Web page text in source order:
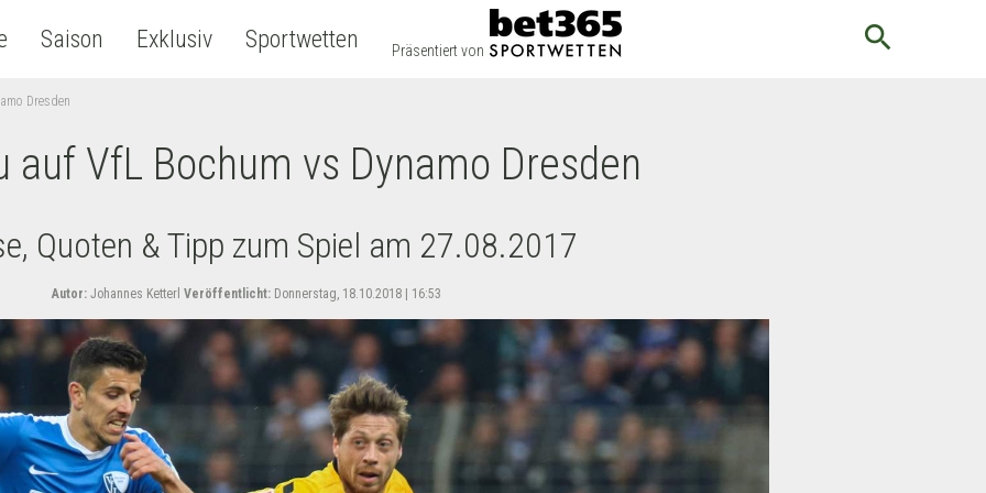
Saison Exklusiv Sportwetten Präsentiert von search
Dresden
auf VfL Bochum vs Dynamo Dresden
Quoten & Tipp zum Spiel am 27.08.2017
Autor: Johannes Ketterl Veröffentlicht: Donnerstag, 18.10.2018 | 16:53